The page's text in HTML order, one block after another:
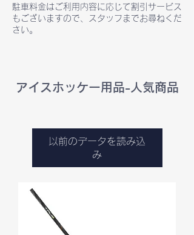
駐車料金はご利用内容に応じて割引サービス
もございますので、スタッフまでお尋ねくだ
さい。
アイスホッケー用品-人気商品
以前のデータを読み込
み